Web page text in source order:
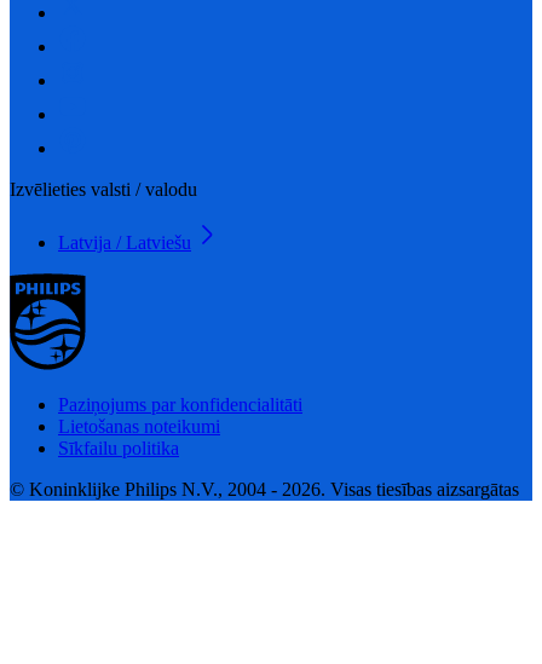
Izvēlieties valsti / valodu
Latvija / Latviešu
Paziņojums par konfidencialitāti
Lietošanas noteikumi
Sīkfailu politika
© Koninklijke Philips N.V., 2004 - 2026. Visas tiesības aizsargātas